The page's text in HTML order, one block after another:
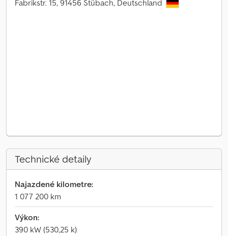
Fabrikstr. 15, 91456 Stübach, Deutschland
Technické detaily
Najazdené kilometre:
1 077 200 km
Výkon:
390 kW (530,25 k)